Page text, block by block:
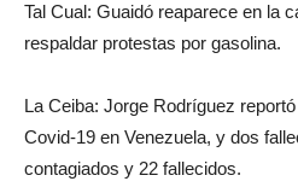
Tal Cual: Guaidó reaparece en la
respaldar protestas por gasolina.
La Ceiba: Jorge Rodríguez
Covid-19 en Venezuela, y dos
contagiados y 22 fallecidos.